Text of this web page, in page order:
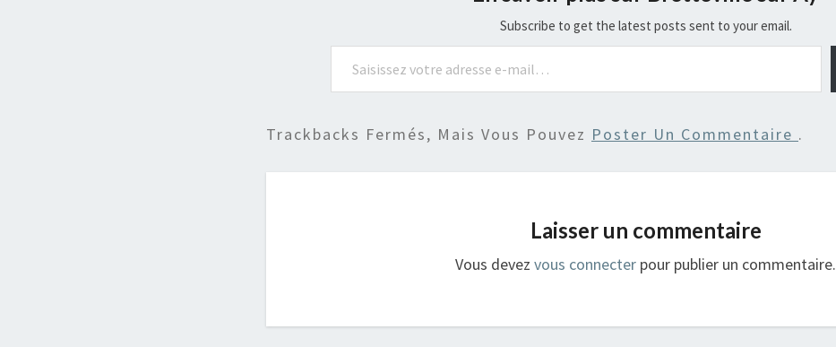
Subscribe to get the latest posts sent to your email.
Saisissez votre adresse e-mail…
Trackbacks Fermés, Mais Vous Pouvez Poster Un Commentaire .
Laisser un commentaire
Vous devezvous connecter pour publier un commentaire.